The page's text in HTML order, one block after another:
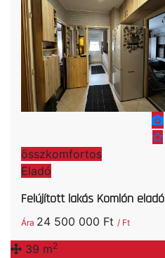
összkomfortos
Eladó
Felújított lakás Komlón eladó
Ára 24 500 000 Ft / Ft
39 m2